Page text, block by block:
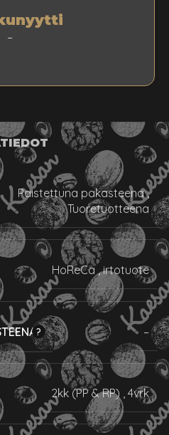
–
Paistettuna pakasteena ,
Tuoretuotteena
HoReCa ,irtotuote
–
2kk (PP & RP) ,4vrk